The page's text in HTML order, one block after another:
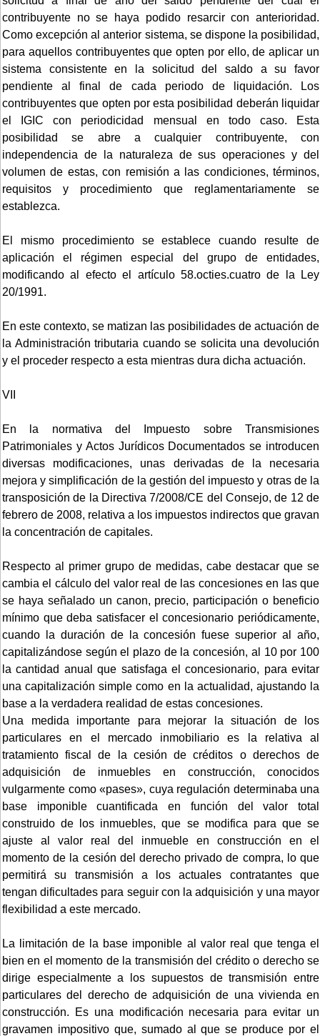
contribuyente no se haya podido resarcir con anterioridad.
Como excepción al anterior sistema, se dispone la posibilidad,
para aquellos contribuyentes que opten por ello, de aplicar un
sistema consistente en la solicitud del saldo a su favor
pendiente al final de cada periodo de liquidación. Los
contribuyentes que opten por esta posibilidad deberán liquidar
el IGIC con periodicidad mensual en todo caso. Esta
posibilidad se abre a cualquier contribuyente, con
independencia de la naturaleza de sus operaciones y del
volumen de estas, con remisión a las condiciones, términos,
requisitos y procedimiento que reglamentariamente se
establezca.
El mismo procedimiento se establece cuando resulte de
aplicación el régimen especial del grupo de entidades,
modificando al efecto el artículo 58.octies.cuatro de la Ley
20/1991.
En este contexto, se matizan las posibilidades de actuación de
la Administración tributaria cuando se solicita una devolución
y el proceder respecto a esta mientras dura dicha actuación.
VII
En la normativa del Impuesto sobre Transmisiones
Patrimoniales y Actos Jurídicos Documentados se introducen
diversas modificaciones, unas derivadas de la necesaria
mejora y simplificación de la gestión del impuesto y otras de la
transposición de la Directiva 7/2008/CE del Consejo, de 12 de
febrero de 2008, relativa a los impuestos indirectos que gravan
la concentración de capitales.
Respecto al primer grupo de medidas, cabe destacar que se
cambia el cálculo del valor real de las concesiones en las que
se haya señalado un canon, precio, participación o beneficio
mínimo que deba satisfacer el concesionario periódicamente,
cuando la duración de la concesión fuese superior al año,
capitalizándose según el plazo de la concesión, al 10 por 100
la cantidad anual que satisfaga el concesionario, para evitar
una capitalización simple como en la actualidad, ajustando la
base a la verdadera realidad de estas concesiones.
Una medida importante para mejorar la situación de los
particulares en el mercado inmobiliario es la relativa al
tratamiento fiscal de la cesión de créditos o derechos de
adquisición de inmuebles en construcción, conocidos
vulgarmente como «pases», cuya regulación determinaba una
base imponible cuantificada en función del valor total
construido de los inmuebles, que se modifica para que se
ajuste al valor real del inmueble en construcción en el
momento de la cesión del derecho privado de compra, lo que
permitirá su transmisión a los actuales contratantes que
tengan dificultades para seguir con la adquisición y una mayor
flexibilidad a este mercado.
La limitación de la base imponible al valor real que tenga el
bien en el momento de la transmisión del crédito o derecho se
dirige especialmente a los supuestos de transmisión entre
particulares del derecho de adquisición de una vivienda en
construcción. Es una modificación necesaria para evitar un
gravamen impositivo que, sumado al que se produce por el